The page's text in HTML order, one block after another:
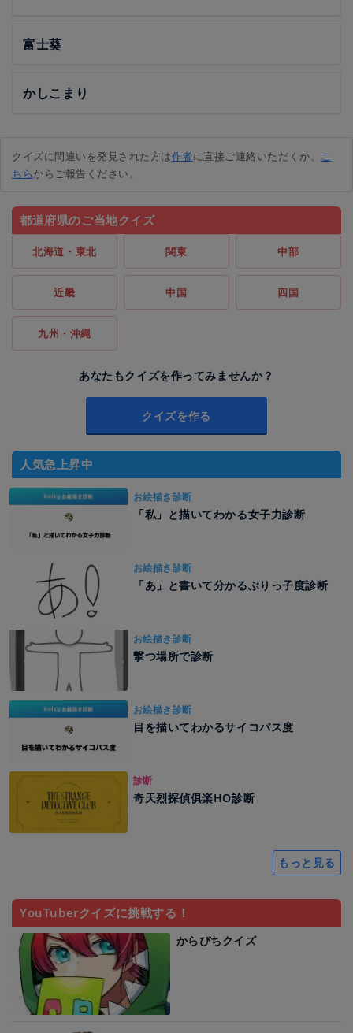
富士葵
かしこまり
クイズに間違いを発見された方は作者に直接ご連絡いただくか、 こ
ちらからご報告ください。
都道府県のご当地クイズ
北海道・東北 関東 中部
近畿 中国 四国
九州・沖縄
あなたもクイズを作ってみませんか？
クイズを作る
人気急上昇中
お絵描き診断
「私」と描いてわかる女子力診断
お絵描き診断
「あ」と書いて分かるぶりっ子度診断
お絵描き診断
撃つ場所で診断
お絵描き診断
目を描いてわかるサイコパス度
診断
奇天烈探偵俱楽HO診断
もっと見る
YouTuberクイズに挑戦する！
からぴちクイズ